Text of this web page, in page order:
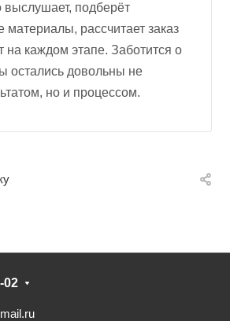
выслушает, подберёт
материалы, рассчитает заказ
на каждом этапе. Заботится о
остались довольны не
но и процессом.
02